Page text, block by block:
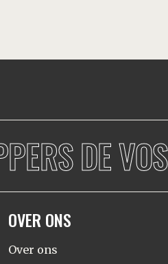
DE VOS
OVER ONS
Over ons